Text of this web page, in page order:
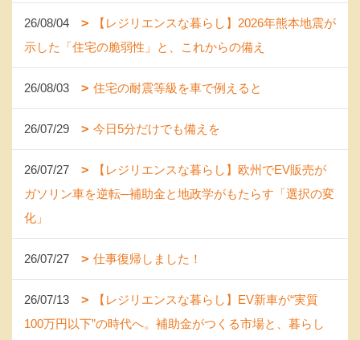
26/08/04
【レジリエンスな暮らし】2026年熊本地震が
示した「住宅の脆弱性」と、これからの備え
26/08/03 住宅の耐震等級を車で例えると
26/07/29 今日5分だけでも備えを
26/07/27
【レジリエンスな暮らし】欧州でEV販売が
ガソリン車を逆転─補助金と地政学がもたらす「選択の変
化」
26/07/27 仕事復帰しました！
26/07/13
【レジリエンスな暮らし】EV新車が“実質
100万円以下”の時代へ。補助金がつくる市場と、暮らし